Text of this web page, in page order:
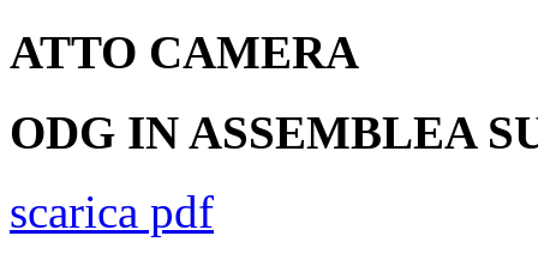
ATTO CAMERA
ODG IN ASSEMBLEA
scarica pdf